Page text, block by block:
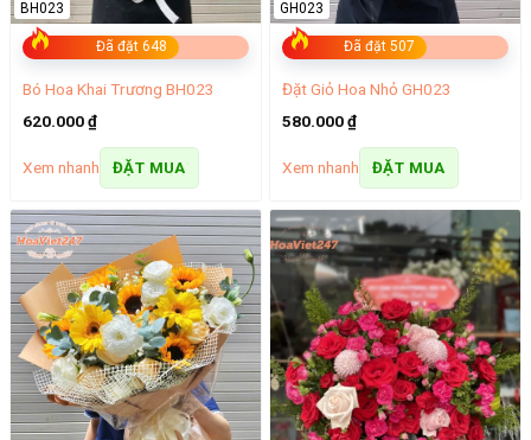
Đã đặt 648
BH023
Bó Hoa Khai Trương BH023
620.000₫
Xem nhanh ĐẶT MUA
Đã đặt 507
GH023
Đặt Giỏ Hoa Nhỏ GH023
580.000₫
Xem nhanh ĐẶT MUA